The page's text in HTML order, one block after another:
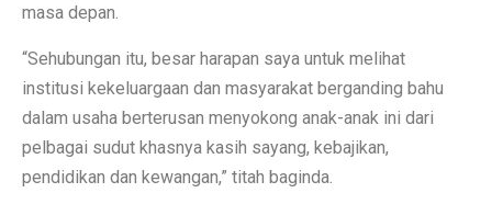
masa depan.
“Sehubungan itu, besar harapan saya untuk melihat
institusi kekeluargaan dan masyarakat berganding bahu
dalam usaha berterusan menyokong anak-anak ini dari
pelbagai sudut khasnya kasih sayang, kebajikan,
pendidikan dan kewangan,” titah baginda.